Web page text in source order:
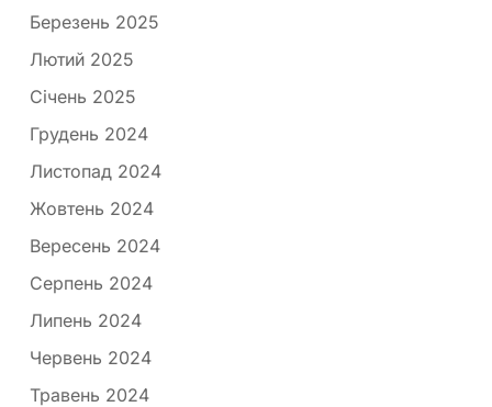
Березень 2025
Лютий 2025
Січень 2025
Грудень 2024
Листопад 2024
Жовтень 2024
Вересень 2024
Серпень 2024
Липень 2024
Червень 2024
Травень 2024